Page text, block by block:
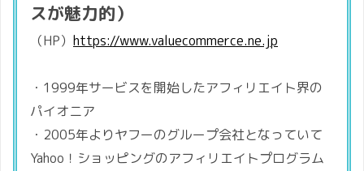
スが魅力的）
（HP） https://www.valuecommerce.ne.jp
・1999年サービスを開始したアフィリエイト界の
パイオニア
・2005年よりヤフーのグループ会社となっていて
Yahoo！ショッピングのアフィリエイトプログラム